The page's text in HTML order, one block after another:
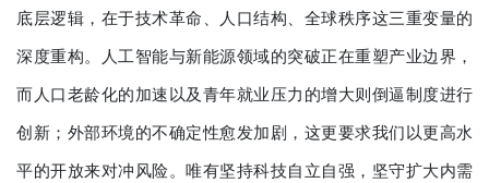
底层逻辑，在于技术革命、人口结构、全球秩序这三重变量的
深度重构。人工智能与新能源领域的突破正在重塑产业边界，
而人口老龄化的加速以及青年就业压力的增大则倒逼制度进行
创新；外部环境的不确定性愈发加剧，这更要求我们以更高水
平的开放来对冲风险。唯有坚持科技自立自强，坚守扩大内需